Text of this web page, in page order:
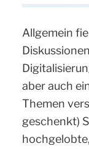
Allgemein
aber auch
Themen
geschenkt)